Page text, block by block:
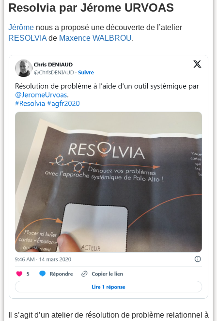
Resolvia par Jérome URVOAS
Jérôme nous a proposé une découverte de l’atelier
RESOLVIA de Maxence WALBROU.
Il s’agit d’un atelier de résolution de problème relationnel à